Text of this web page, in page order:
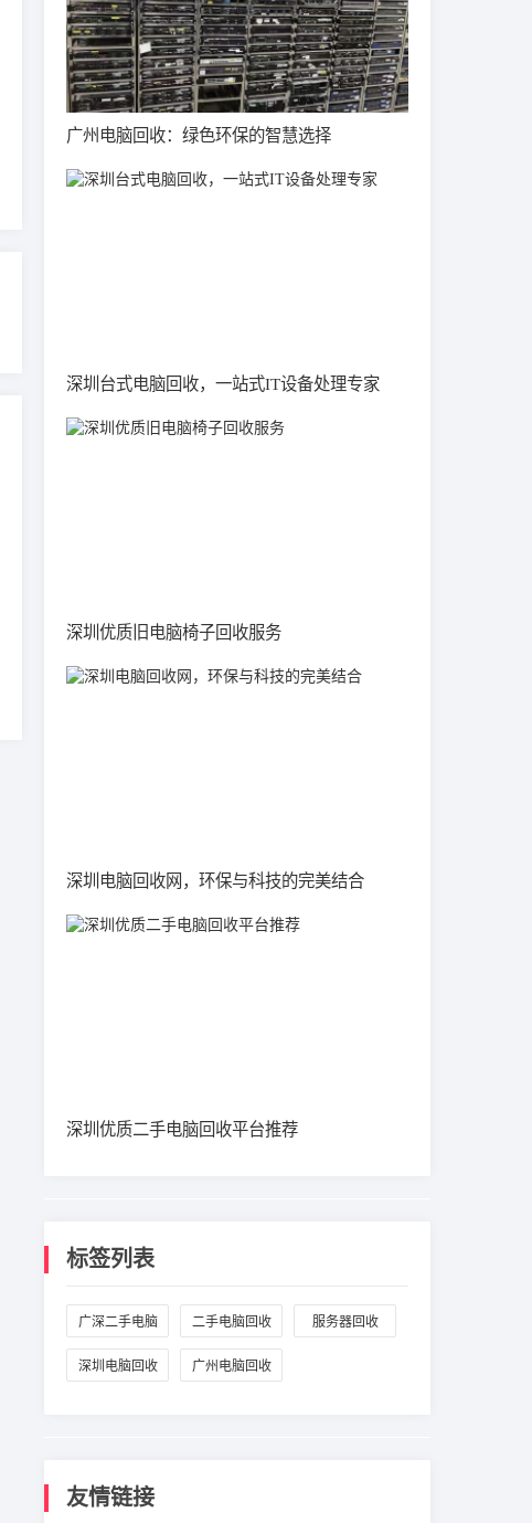
广州电脑回收：绿色环保的智慧选择
深圳台式电脑回收，一站式IT设备处理专家
深圳优质旧电脑椅子回收服务
深圳电脑回收网，环保与科技的完美结合
深圳优质二手电脑回收平台推荐
标签列表
广深二手电脑
回收
二手电脑回收 服务器回收
深圳电脑回收 广州电脑回收
友情链接